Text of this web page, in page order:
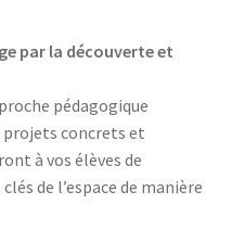
par la découverte et
pédagogique
projets concrets et
à vos élèves de
de l’espace de manière